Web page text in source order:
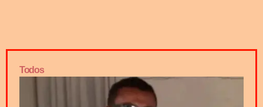
Todos